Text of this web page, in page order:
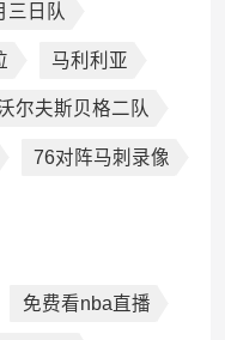
三日队
马利利亚
尔夫斯贝格二队
76对阵马刺录像
免费看nba直播